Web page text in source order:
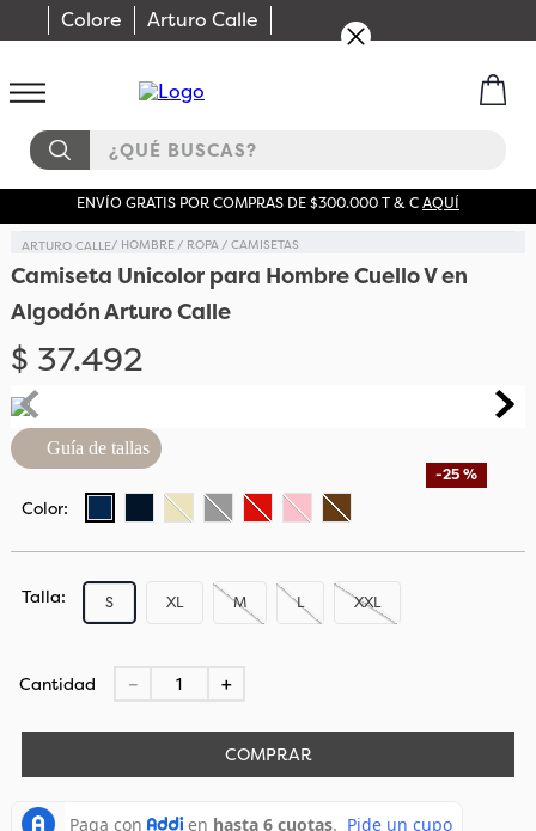
Colore Arturo Calle
¿QUÉ BUSCAS?
ENVÍO GRATIS POR COMPRAS DE $300.000 T & CAQUÍ
HOMBRE ROPA CAMISETAS
Camiseta Unicolor para Hombre Cuello V en
Algodón Arturo Calle
$ 37.492
-25 %
Guía de tallas
Talla S M L
XL XXL
Cantidad ＋
－
COMPRAR